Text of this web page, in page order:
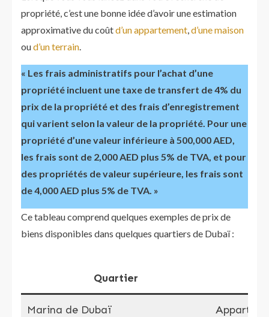
propriété, c’est une bonne idée d’avoir une estimation
approximative du coûtd’un appartement,d’une maison
oud’un terrain.
« Les frais administratifs pour l’achat d’une
propriété incluent une taxe de transfert de 4% du
prix de la propriété et des frais d’enregistrement
qui varient selon la valeur de la propriété. Pour une
propriété d’une valeur inférieure à 500,000 AED,
les frais sont de 2,000 AED plus 5% de TVA, et pour
des propriétés de valeur supérieure, les frais sont
de 4,000 AED plus 5% de TVA. »
Ce tableau comprend quelques exemples de prix de
biens disponibles dans quelques quartiers de Dubaï :
Quartier
Marina de Dubaï